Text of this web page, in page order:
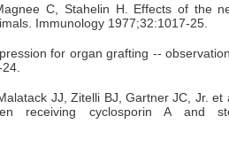
C, Stahelin H. Effects of the
Immunology 1977;32:1017-25.
for organ grafting --
JJ, Zitelli BJ, Gartner JC, Jr. et
receiving cyclosporin A and